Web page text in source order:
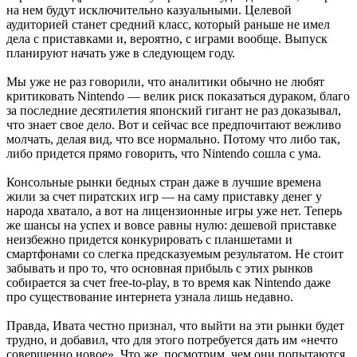
на нем будут исключительно казуальными. Целевой
аудиторией станет средний класс, который раньше не имел
дела с приставками и, вероятно, с играми вообще. Выпуск
планируют начать уже в следующем году.
Мы уже не раз говорили, что аналитики обычно не любят
критиковать Nintendo — велик риск показаться дураком, благо
за последние десятилетия японский гигант не раз доказывал,
что знает свое дело. Вот и сейчас все предпочитают вежливо
молчать, делая вид, что все нормально. Потому что либо так,
либо придется прямо говорить, что Nintendo сошла с ума.
Консольные рынки бедных стран даже в лучшие времена
жили за счет пиратских игр — на саму приставку денег у
народа хватало, а вот на лицензионные игры уже нет. Теперь
же шансы на успех и вовсе равны нулю: дешевой приставке
неизбежно придется конкурировать с планшетами и
смартфонами со слегка предсказуемым результатом. Не стоит
забывать и про то, что основная прибыль с этих рынков
собирается за счет free-to-play, в то время как Nintendo даже
про существование интернета узнала лишь недавно.
Правда, Ивата честно признал, что выйти на эти рынки будет
трудно, и добавил, что для этого потребуется дать им «нечто
совершенно новое». Что же, посмотрим, чем они попытаются